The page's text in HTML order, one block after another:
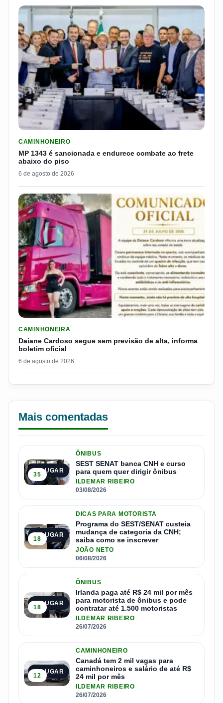
CAMINHONEIRO
MP 1343 é sancionada e endurece combate ao frete
abaixo do piso
6 de agosto de 2026
CAMINHONEIRA
Daiane Cardoso segue sem previsão de alta, informa
boletim oficial
6 de agosto de 2026
Mais comentadas
1º LUGAR
35
ÔNIBUS
SEST SENAT banca CNH e curso
para quem quer dirigir ônibus
ILDEMAR RIBEIRO
03/08/2026
2º LUGAR
18
DICAS PARA MOTORISTA
Programa do SEST/SENAT custeia
mudança de categoria da CNH;
saiba como se inscrever
JOÃO NETO
06/08/2026
3º LUGAR
18
ÔNIBUS
Irlanda paga até R$ 24 mil por mês
para motorista de ônibus e pode
contratar até 1.500 motoristas
ILDEMAR RIBEIRO
26/07/2026
4º LUGAR
12
CAMINHONEIRO
Canadá tem 2 mil vagas para
caminhoneiros e salário de até R$
24 mil por mês
ILDEMAR RIBEIRO
26/07/2026